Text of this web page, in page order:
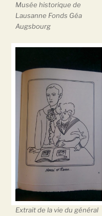
Musée historique de
Lausanne Fonds Géa
Augsbourg
Extrait de la vie du général